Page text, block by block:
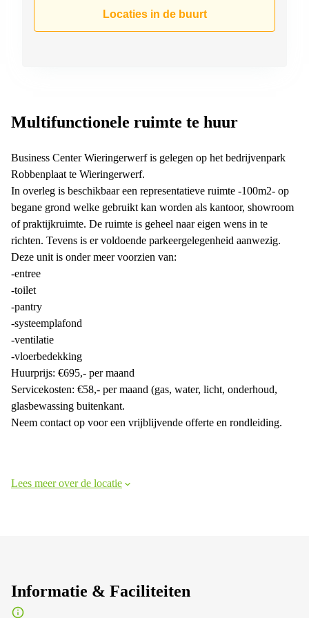
Kantoorruimte
Coworking
space
Haarlem
Kantoor
Huren
in
Hengelo
Bedrijfsruimte
Huren in
Nijmegen
Locaties in de buurt
Multifunctionele ruimte te huur
Business Center Wieringerwerf is gelegen op het bedrijvenpark
Robbenplaat te Wieringerwerf.
In overleg is beschikbaar een representatieve ruimte -100m2- op
begane grond welke gebruikt kan worden als kantoor, showroom
of praktijkruimte. De ruimte is geheel naar eigen wens in te
richten. Tevens is er voldoende parkeergelegenheid aanwezig.
Deze unit is onder meer voorzien van:
-entree
-toilet
-pantry
-systeemplafond
-ventilatie
-vloerbedekking
Huurprijs: €695,- per maand
Servicekosten: €58,- per maand (gas, water, licht, onderhoud,
glasbewassing buitenkant.
Neem contact op voor een vrijblijvende offerte en rondleiding.
Lees meer over de locatie
Informatie & Faciliteiten